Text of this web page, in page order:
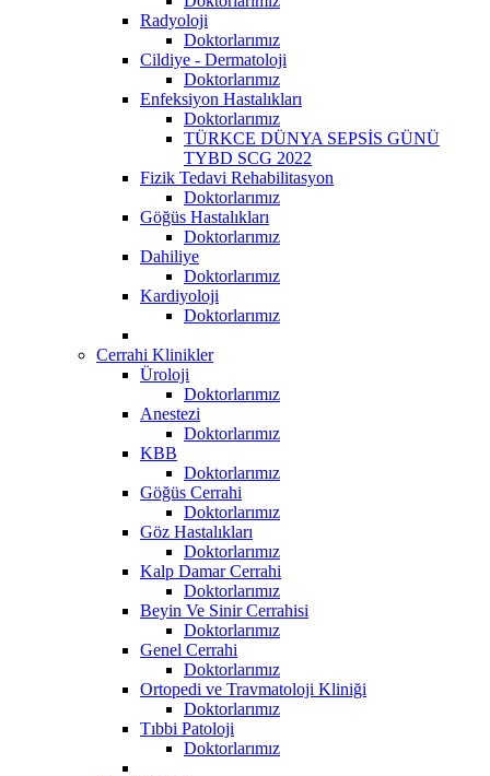
Radyoloji
Doktorlarımız
Cildiye - Dermatoloji
Doktorlarımız
Enfeksiyon Hastalıkları
Doktorlarımız
TÜRKCE DÜNYA SEPSİS GÜNÜ
TYBD SCG 2022
Fizik Tedavi Rehabilitasyon
Doktorlarımız
Göğüs Hastalıkları
Doktorlarımız
Dahiliye
Doktorlarımız
Kardiyoloji
Doktorlarımız
Cerrahi Klinikler
Üroloji
Doktorlarımız
Anestezi
Doktorlarımız
KBB
Doktorlarımız
Göğüs Cerrahi
Doktorlarımız
Göz Hastalıkları
Doktorlarımız
Kalp Damar Cerrahi
Doktorlarımız
Beyin Ve Sinir Cerrahisi
Doktorlarımız
Genel Cerrahi
Doktorlarımız
Ortopedi ve Travmatoloji Kliniği
Doktorlarımız
Tıbbi Patoloji
Doktorlarımız